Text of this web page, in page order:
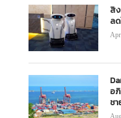
สิ
ล
อ
ช